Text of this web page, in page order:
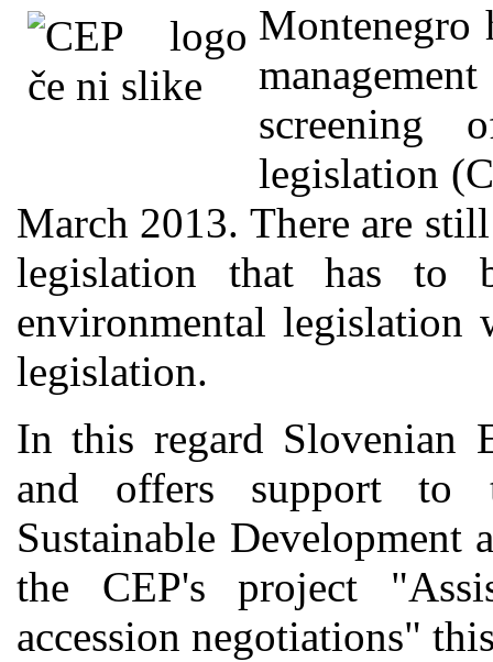
Montenegro
screening
legislation
March 2013. There are
legislation that has to
environmental
legislation.
In this regard Slovenian
and offers support to
Sustainable
the CEP's project
accession negotiations"